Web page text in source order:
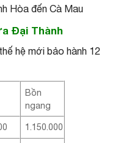
Hòa đến Cà Mau
Đại Thành
hệ mới bảo hành 12
Bồn
ngang
1.150.000